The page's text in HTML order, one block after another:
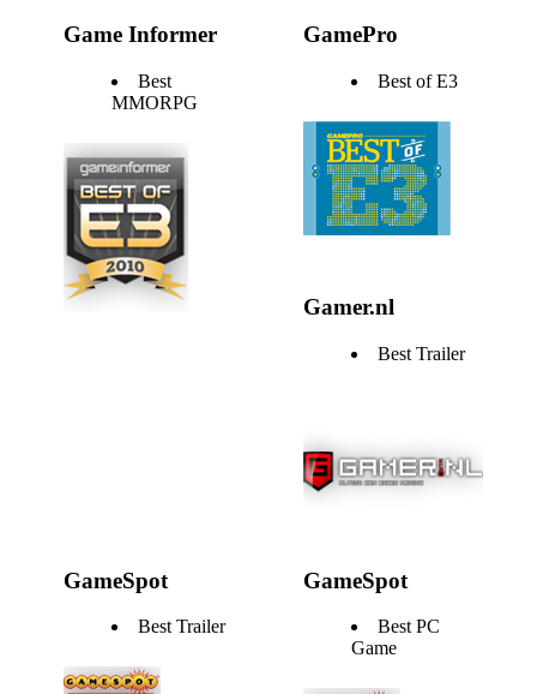
Game Informer
Best
MMORPG
GamePro
Best of E3
Gamer.nl
Best Trailer
GameSpot
Best Trailer
GameSpot
Best PC
Game